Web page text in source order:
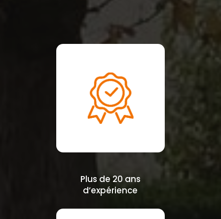
Plus de 20 ans
d’expérience